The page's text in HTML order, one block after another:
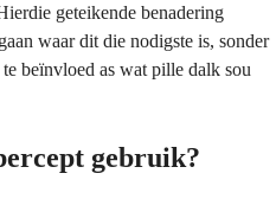
geteikende benadering
waar dit die nodigste is, sonder
beïnvloed as wat pille dalk sou
gebruik?